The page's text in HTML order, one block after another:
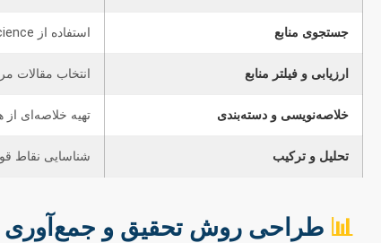
جستجوی منابع استفاده از Google Scholar، Scopus، Web of Science و پایگاه‌های داده تخصصی.
ارزیابی و فیلتر منابع انتخاب مقالات
خلاصه‌نویسی و دسته‌بندی تهیه خلاصه‌ای
تحلیل و ترکیب شناسایی نقاط
📊 طراحی روش تحقیق و جمع‌آوری